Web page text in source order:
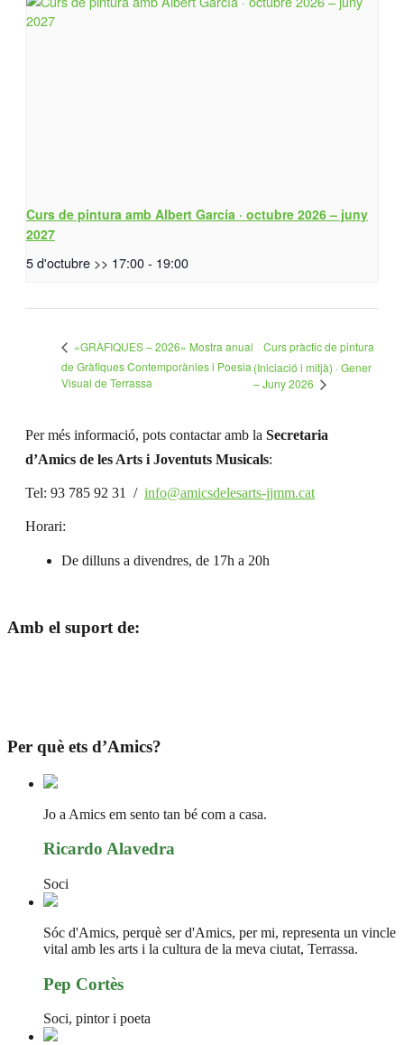
Curs de pintura amb Albert García · octubre 2026 – juny
2027
5 d'octubre >> 17:00- 19:00
«GRÀFIQUES – 2026» Mostra anual
de Gràfiques Contemporànies i Poesia
Visual de Terrassa
Curs pràctic de pintura
(Iniciació i mitjà) · Gener
– Juny 2026
Per més informació, pots contactar amb la Secretaria
d’Amics de les Arts i Joventuts Musicals:
Tel: 93 785 92 31 / info@amicsdelesarts-jjmm.cat
Horari:
De dilluns a divendres, de 17h a 20h
Amb el suport de:
Per què ets d’Amics?
Jo a Amics em sento tan bé com a casa.
Ricardo Alavedra
Soci
Sóc d'Amics, perquè ser d'Amics, per mi, representa un vincle
vital amb les arts i la cultura de la meva ciutat, Terrassa.
Pep Cortès
Soci, pintor i poeta